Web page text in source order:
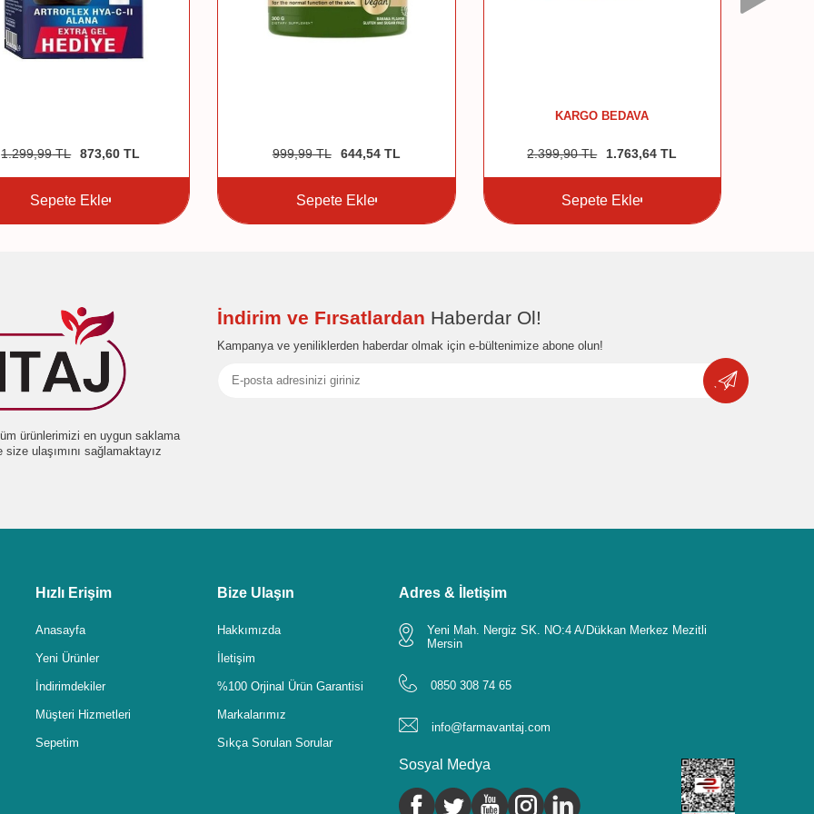
1.299,99TL 873,60 TL
Sepete Ekle
999,99TL 644,54TL
Sepete Ekle
KARGO BEDAVA
2.399,90TL 1.763,64 TL
Sepete Ekle
ürünlerimizi en uygun saklama
ulaşımını sağlamaktayız
İndirim ve Fırsatlardan Haberdar Ol!
Kampanya ve yeniliklerden haberdar olmak için e-bültenimize abone olun!
Hızlı Erişim
Anasayfa
Yeni Ürünler
İndirimdekiler
Müşteri Hizmetleri
Sepetim
Bize Ulaşın
Hakkımızda
İletişim
%100 Orjinal Ürün Garantisi
Markalarımız
Sıkça Sorulan Sorular
Adres & İletişim
Yeni Mah. Nergiz SK. NO:4 A/Dükkan Merkez Mezitli
Mersin
0850 308 74 65
info@farmavantaj.com
Sosyal Medya